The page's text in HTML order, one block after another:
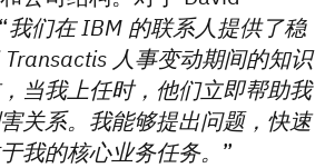
我们在 IBM 的联系人提供了稳
人事变动期间的知识
当我上任时，他们立即帮助我
关系。我能够提出问题，快速
我的核心业务任务。 ”